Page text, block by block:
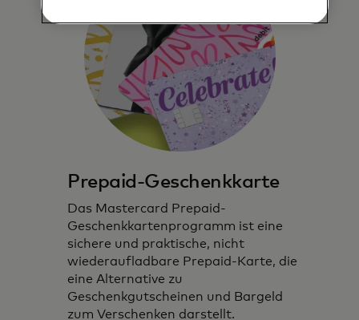
Prepaid-Geschenkkarte
Das Mastercard Prepaid-
Geschenkkartenprogramm ist eine
sichere und praktische, nicht
wiederaufladbare Prepaid-Karte, die
eine Alternative zu
Geschenkgutscheinen und Bargeld
zum Verschenken darstellt.